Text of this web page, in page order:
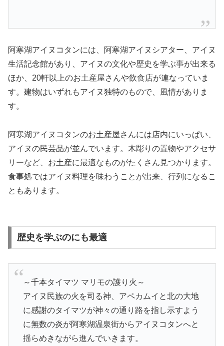
阿寒湖アイヌコタンには、阿寒湖アイヌシアター、アイヌ
生活記念館があり、アイヌの文化や歴史を学ぶ事が出来る
ほか、20軒以上のお土産屋さんや飲食店が連なっていま
す。建物はいずれもアイヌ独特のもので、風情がありま
す。
阿寒湖アイヌコタンのお土産屋さんには店内にいっぱい、
アイヌの民芸品が並んでいます。木彫りの置物やアクセサ
リーなど、お土産に最適なものがたくさん見つかります。
食事処ではアイヌ料理を味わうことが出来、行列になるこ
ともあります。
歴史を学ぶのにも最適
～千本タイマツ マリモの護り火～
アイヌ民族の火を司る神、アペカムイと北の大地
に感謝のタイマツが神々の通り路を指し示すよう
に無数の炎が阿寒湖温泉街からアイヌコタンへと
揺らめきながら進んでいきます。